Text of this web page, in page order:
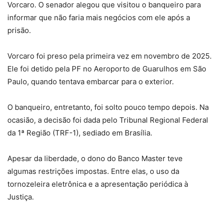
Vorcaro. O senador alegou que visitou o banqueiro para
informar que não faria mais negócios com ele após a
prisão.
Vorcaro foi preso pela primeira vez em novembro de 2025.
Ele foi detido pela PF no Aeroporto de Guarulhos em São
Paulo, quando tentava embarcar para o exterior.
O banqueiro, entretanto, foi solto pouco tempo depois. Na
ocasião, a decisão foi dada pelo Tribunal Regional Federal
da 1ª Região (TRF-1), sediado em Brasília.
Apesar da liberdade, o dono do Banco Master teve
algumas restrições impostas. Entre elas, o uso da
tornozeleira eletrônica e a apresentação periódica à
Justiça.